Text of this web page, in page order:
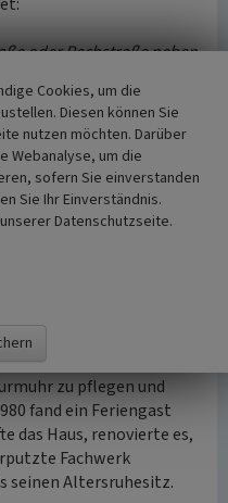
oder Rechstraße neben
zweistöckige
Schoppen, Kelter,
Zubehörungen und
niet band und
Nummer zweihundert
wohnende Winzer
mehreren geringeren
unterschrieb nach
1954) mit seiner
1875) im Haus. Er
Schmiede. Seine
zu pflegen und
fand ein Feriengast
das Haus, renovierte es,
Fachwerk
seinen Altersruhesitz.
Cookies, um die
Diesen können Sie
nutzen möchten. Darüber
Webanalyse, um die
sofern Sie einverstanden
Sie Ihr Einverständnis.
Datenschutzseite.